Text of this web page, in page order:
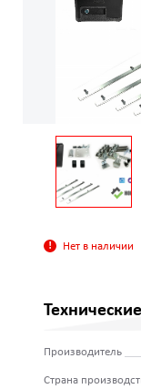
Нет в наличии
Производитель
Страна